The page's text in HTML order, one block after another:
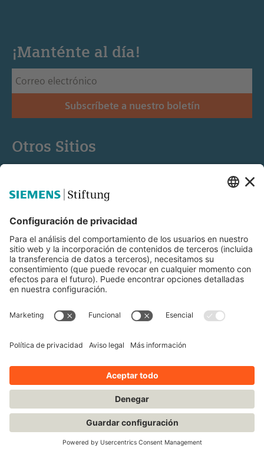
¡Manténte al día!
Subscríbete a nuestro boletín
Otros Sitios
Educación STEM
Mediaportal
© Siemens Stiftung 2025
Condiciones de uso